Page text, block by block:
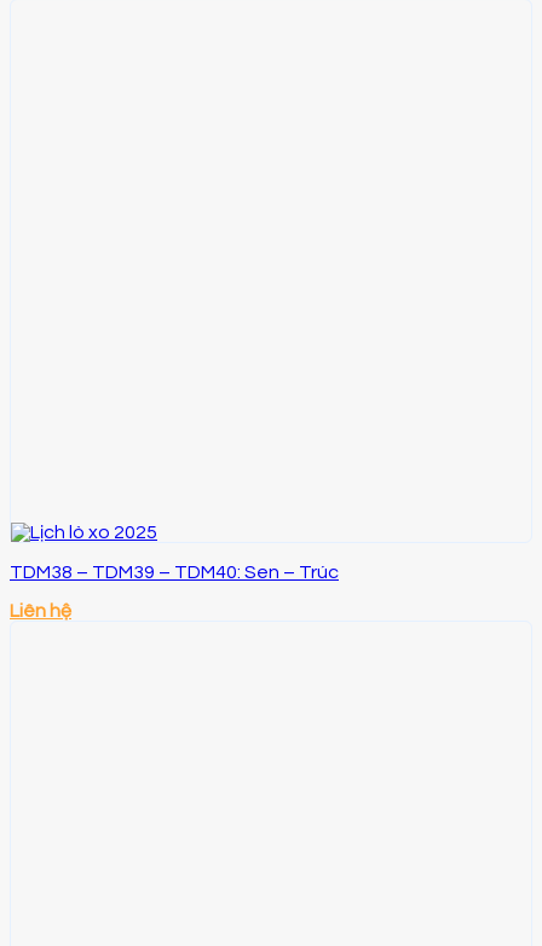
TDM38 – TDM39 – TDM40: Sen – Trúc
Liên hệ